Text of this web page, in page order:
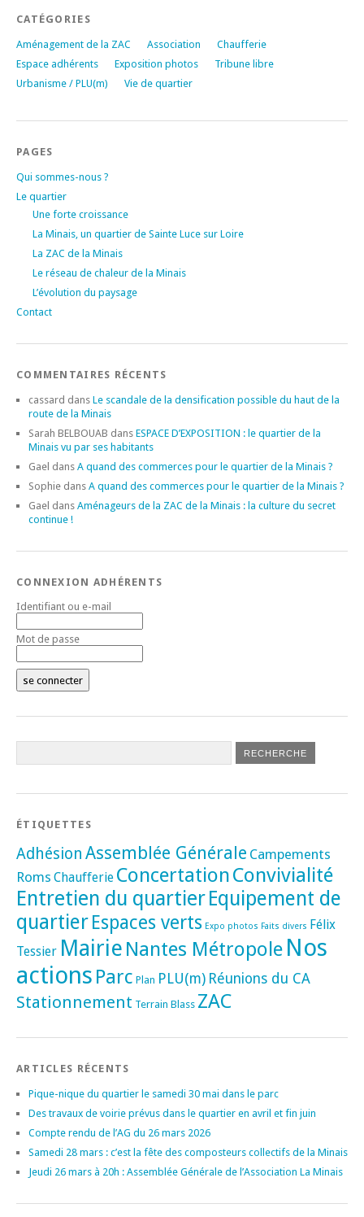
CATÉGORIES
Aménagement de la ZAC Association
Chaufferie
Espace adhérents
Exposition photos
Tribune libre
Urbanisme / PLU(m)
Vie de quartier
PAGES
Qui sommes-nous ?
Le quartier
Une forte croissance
La Minais, un quartier de Sainte Luce sur Loire
La ZAC de la Minais
Le réseau de chaleur de la Minais
L’évolution du paysage
Contact
COMMENTAIRES RÉCENTS
cassard dans Le scandale de la densification possible du haut de la
route de la Minais
Sarah BELBOUAB dans ESPACE D’EXPOSITION : le quartier de la
Minais vu par ses habitants
Gael dans A quand des commerces pour le quartier de la Minais ?
Sophie dans A quand des commerces pour le quartier de la Minais ?
Gael dans Aménageurs de la ZAC de la Minais : la culture du secret
continue !
CONNEXION ADHÉRENTS
Identifiant ou e-mail
Mot de passe
ÉTIQUETTES
Adhésion Assemblée Générale Campements
Roms Chaufferie ConcertationConvivialité
Entretien du quartierEquipement de
quartierEspaces verts Expo photos Faits divers Félix
Tessier Mairie Nantes Métropole Nos
actions Parc Plan PLU(m) Réunions du CA
Stationnement Terrain Blass ZAC
ARTICLES RÉCENTS
Pique-nique du quartier le samedi 30 mai dans le parc
Des travaux de voirie prévus dans le quartier en avril et fin juin
Compte rendu de l’AG du 26 mars 2026
Samedi 28 mars : c’est la fête des composteurs collectifs de la Minais
Jeudi 26 mars à 20h : Assemblée Générale de l’Association La Minais